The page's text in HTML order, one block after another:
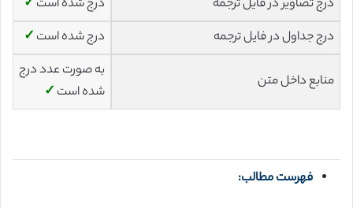
درج تصاویر در فایل ترجمه
درج شده است ✓
درج جداول در فایل ترجمه
درج شده است ✓
منابع داخل متن
به صورت عدد درج
شده است ✓
فهرست مطالب: